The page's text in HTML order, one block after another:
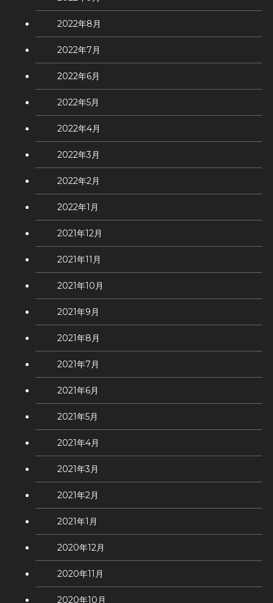
2022年8月
2022年7月
2022年6月
2022年5月
2022年4月
2022年3月
2022年2月
2022年1月
2021年12月
2021年11月
2021年10月
2021年9月
2021年8月
2021年7月
2021年6月
2021年5月
2021年4月
2021年3月
2021年2月
2021年1月
2020年12月
2020年11月
2020年10月